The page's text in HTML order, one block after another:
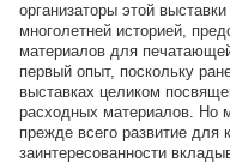
организаторы этой
многолетней историей,
материалов для
первый опыт, поскольку
выставках целиком
расходных материалов. Но
прежде всего развитие для
заинтересованности